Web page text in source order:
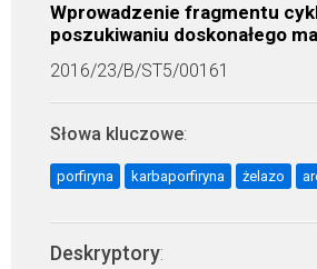
Wprowadzenie fragmentu
poszukiwaniu doskonałego
2016/23/B/ST5/00161
Słowa kluczowe:
porfiryna karbaporfiryna żelazo
Deskryptory: